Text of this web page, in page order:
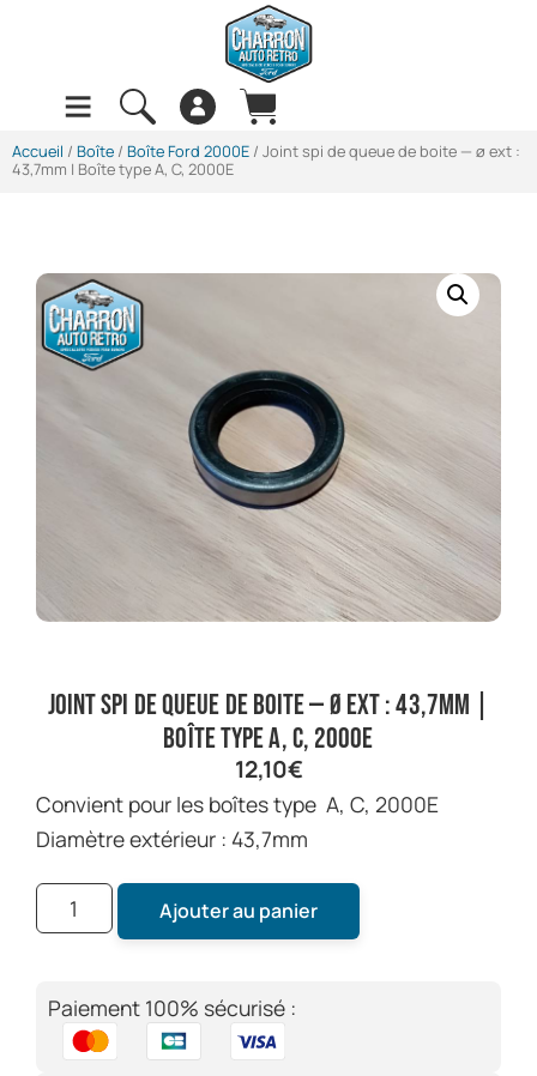
Accueil / Boîte / Boîte Ford 2000E / Joint spi de queue de boite — ø ext :
43,7mm | Boîte type A, C, 2000E
Joint spi de queue de boite — ø ext : 43,7mm |
Boîte type A, C, 2000E
12,10€
Convient pour les boîtes type A, C, 2000E
Diamètre extérieur : 43,7mm
Ajouter au panier
Paiement 100% sécurisé :